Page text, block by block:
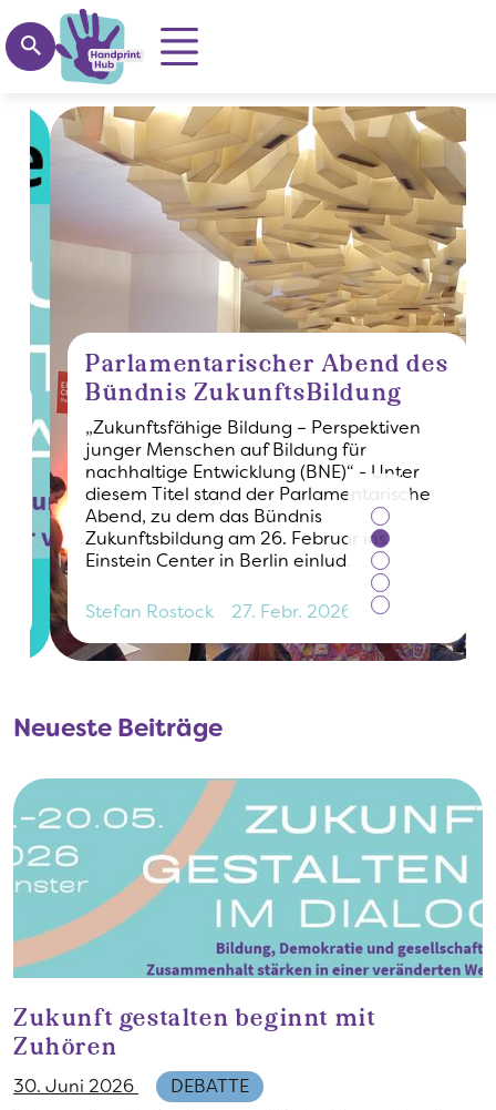
Direkt zum Inhalt
Suchen
Parlamentarischer Abend des
Bündnis ZukunftsBildung
„Zukunftsfähige Bildung – Perspektiven
junger Menschen auf Bildung für
nachhaltige Entwicklung (BNE)“ - Unter
diesem Titel stand der Parlamentarische
Abend, zu dem das Bündnis
Zukunftsbildung am 26. Februar ins
Einstein Center in Berlin einlud.
StefanRostock 27. Febr. 2026
View
Neueste Beiträge
Zukunft gestalten beginnt mit
Zuhören
30. Juni 2026
DEBATTE